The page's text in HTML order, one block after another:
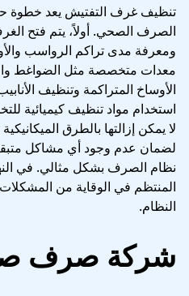
تنظيف غرف التفتيش يعد خطوة
الصرف الصحي. أولاً، يتم فتح
ومعرفة مدى تراكم الرواسب
معدات متخصصة مثل الضواغط
الأوساخ المتراكمة وتنظيف
استخدام مواد تنظيف كيميائية
لا يمكن إزالتها بالطرق
لضمان عدم وجود أي مشاكل
نظام الصرف بشكل مثالي. في
المنتظم في الوقاية من
النظام.
شركة صرف